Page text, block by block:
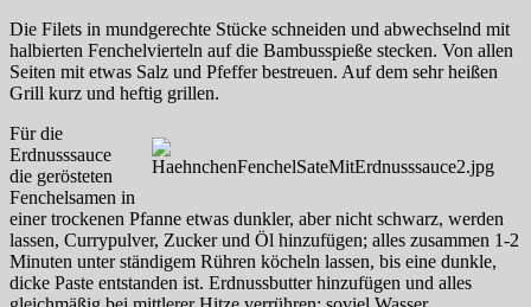
Die Filets in mundgerechte Stücke schneiden und abwechselnd mit
halbierten Fenchelvierteln auf die Bambusspieße stecken. Von allen
Seiten mit etwas Salz und Pfeffer bestreuen. Auf dem sehr heißen
Grill kurz und heftig grillen.
Für die
Erdnusssauce
die gerösteten
Fenchelsamen in
einer trockenen Pfanne etwas dunkler, aber nicht schwarz, werden
lassen, Currypulver, Zucker und Öl hinzufügen; alles zusammen 1-2
Minuten unter ständigem Rühren köcheln lassen, bis eine dunkle,
dicke Paste entstanden ist. Erdnussbutter hinzufügen und alles